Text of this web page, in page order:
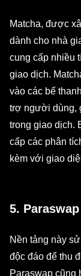
Matcha, được
dành cho nhà
cung cấp nhiều
giao dịch.
vào các bể
trợ người dùng,
trong giao dịch.
cấp các phân
kèm với giao
5. Paraswap
Nền tảng này
độc đáo để thu
Paraswap cũng